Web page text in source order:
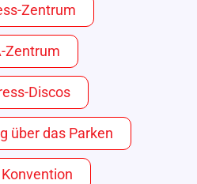
Zentrum
Zentrum
Discos
über das Parken